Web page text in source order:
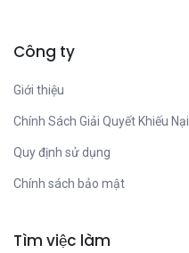
Công ty
Giới thiệu
Chính Sách Giải Quyết Khiếu Nại
Quy định sử dụng
Chính sách bảo mật
Tìm việc làm